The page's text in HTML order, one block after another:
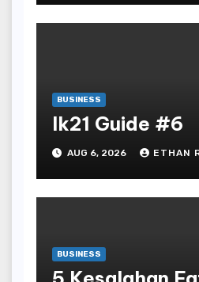
BUSINESS
lk21 Guide #6
AUG 6, 2026 ETHAN
BUSINESS